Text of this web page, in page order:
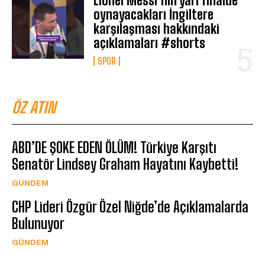
oynayacakları İngiltere
karşılaşması hakkındaki
açıklamaları #shorts
SPOR
ÖZ ATIN
ABD’DE ŞOKE EDEN ÖLÜM! Türkiye Karşıtı
Senatör Lindsey Graham Hayatını Kaybetti!
GÜNDEM
CHP Lideri Özgür Özel Niğde’de Açıklamalarda
Bulunuyor
GÜNDEM